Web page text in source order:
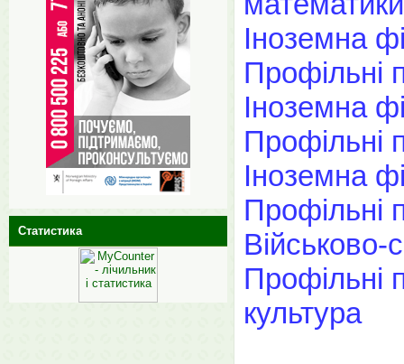
Іноземна
Профільні
Іноземна
Профільні
Іноземна
Профільні
Військово-
Профільні
культура
Статистика